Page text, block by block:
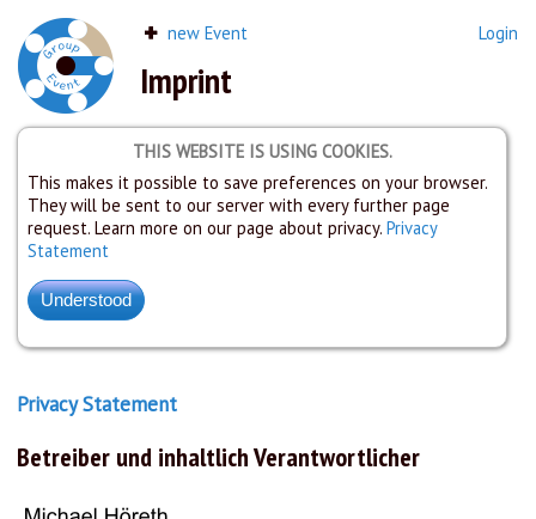
new Event Login
Imprint
THIS WEBSITE IS USING COOKIES.
This makes it possible to save preferences on your browser.
They will be sent to our server with every further page
request. Learn more on our page about privacy. Privacy
Statement
Privacy Statement
Betreiber und inhaltlich Verantwortlicher